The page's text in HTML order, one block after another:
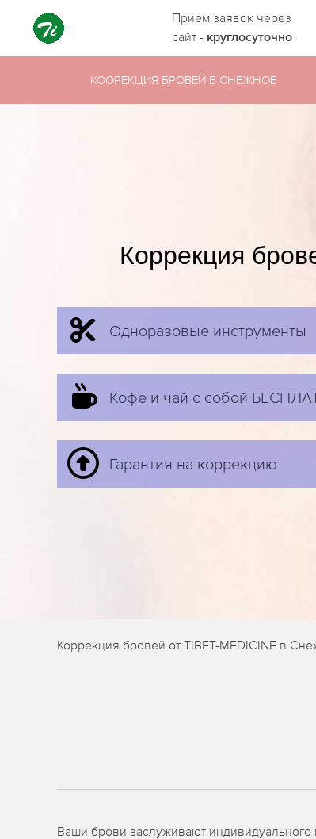
Прием заявок через
сайт - круглосуточно
КООРЕКЦИЯ БРОВЕЙ В СНЕЖНОЕ
Коррекция
Одноразовые инструменты
Кофе и чай с собой
Гарантия на коррекцию
Коррекция бровей от TIBET-MEDICINE в
Ваши брови заслуживают индивидуального